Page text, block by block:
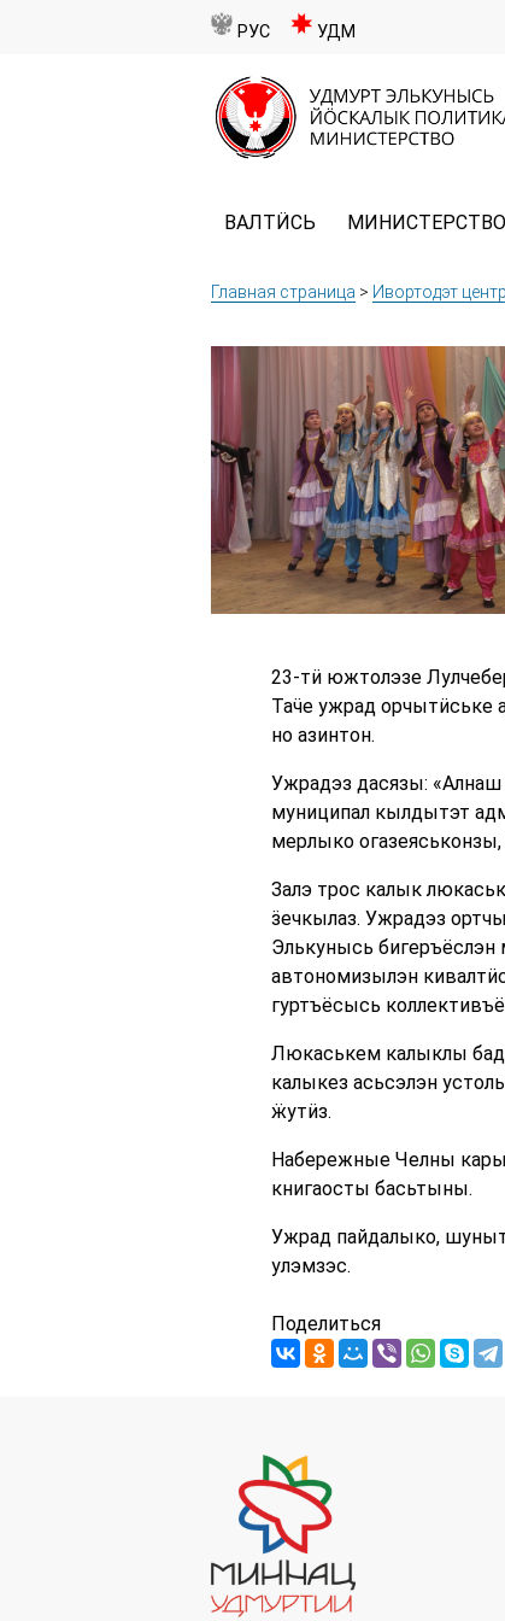
РУС УДМ
ВАЛТӤСЬ МИНИСТЕРСТВО
Главная страница > Ивортодэт центр
23-тӥ южтолэзе
Таӵе ужрад орчытӥське
но азинтон.
Ужрадэз дасязы:
муниципал кылдытэт
мерлыко
Залэ трос калык
ӟечкылаз. Ужрадэз
Элькунысь бигеръёслэн
автономизылэн
гуртъёсысь
Люкаськем калыклы
калыкез асьсэлэн
ӝутӥз.
Набережные Челны
книгаосты басьтыны.
Ужрад пайдалыко,
улэмзэс.
Поделиться